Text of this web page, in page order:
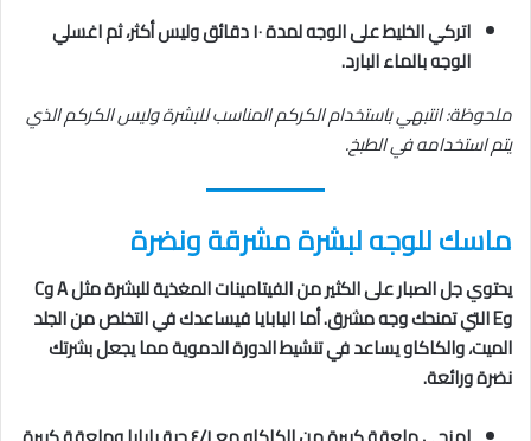
اتركي الخليط على الوجه لمدة ١٠ دقائق وليس أكثر، ثم اغسلي
الوجه بالماء البارد.
ملحوظة: انتبهي باستخدام الكركم المناسب للبشرة وليس الكركم الذي
يتم استخدامه في الطبخ.
ماسك للوجه لبشرة مشرقة ونضرة
يحتوي جل الصبار على الكثير من الفيتامينات المغذية للبشرة مثل A وC
وE التي تمنحك وجه مشرق. أما البابايا فيساعدك في التخلص من الجلد
الميت، والكاكاو يساعد في تنشيط الدورة الدموية مما يجعل بشرتك
نضرة ورائعة.